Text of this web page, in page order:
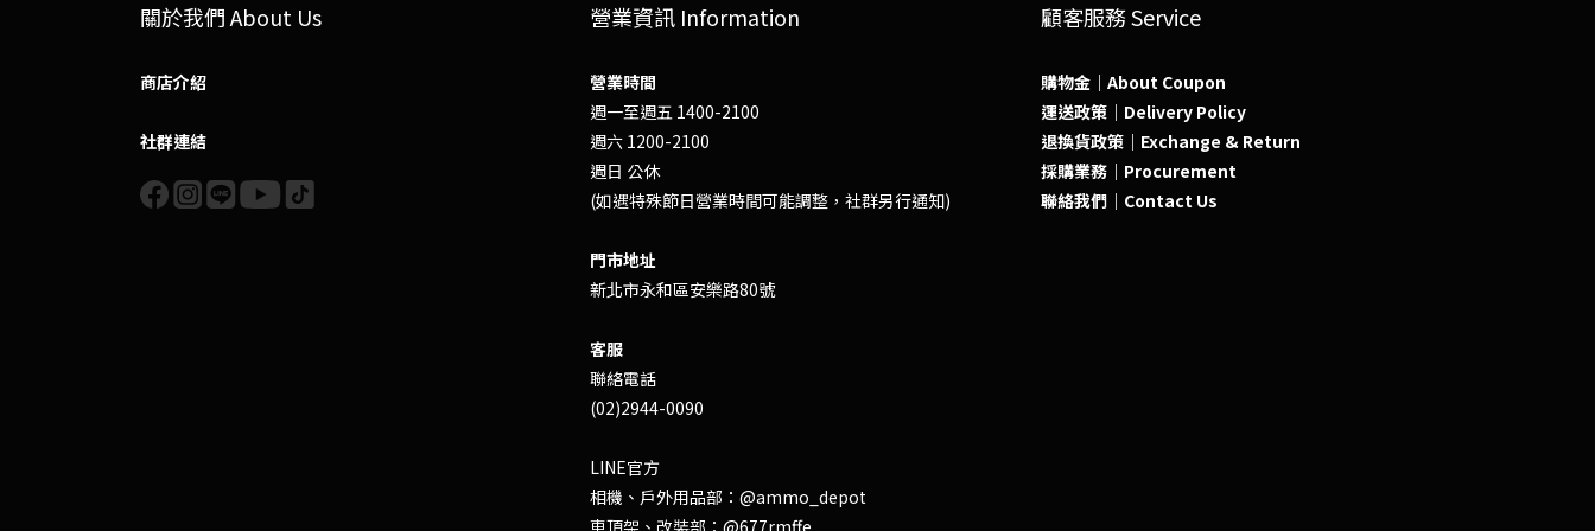
關於我們 About Us
商店介紹
社群連結
營業資訊 Information
營業時間
週一至週五 1400-2100
週六 1200-2100
週日 公休
(如遇特殊節日營業時間可能調整，社群另行通知)
門市地址
新北市永和區安樂路80號
客服
聯絡電話
(02)2944-0090
LINE官方
相機、戶外用品部：@ammo_depot
車頂架、改裝部：@677rmffe
顧客服務 Service
購物金｜About Coupon
運送政策｜Delivery Policy
退換貨政策｜Exchange & Return
採購業務｜Procurement
聯絡我們｜Contact Us